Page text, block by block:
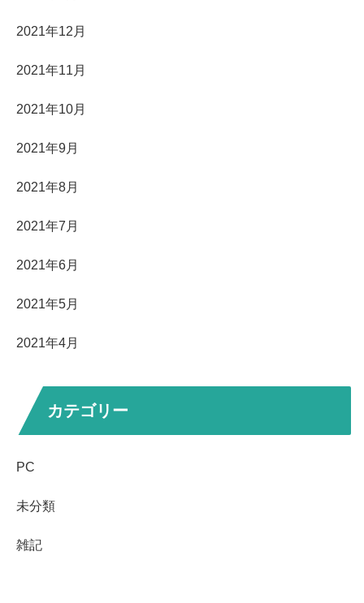
2021年12月
2021年11月
2021年10月
2021年9月
2021年8月
2021年7月
2021年6月
2021年5月
2021年4月
カテゴリー
PC
未分類
雑記